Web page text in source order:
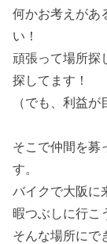
何かお考えがあ
い！
頑張って場所探
探してます！
（でも、利益
そこで仲間を募
す。
バイクで大阪に
暇つぶしに行こ
そんな場所にで